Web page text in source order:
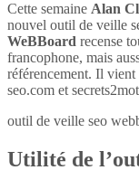
Cette semaine Alan
nouvel outil de veille
WeBBoard recense
francophone, mais
référencement. Il
seo.com et
outil de veille seo
Utilité de